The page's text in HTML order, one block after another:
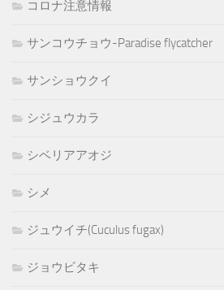
コロナ注意情報
サンコウチョウ-Paradise flycatcher
サンショウクイ
シジュウカラ
シベリアアオジ
シメ
ジュウイチ(Cuculus fugax)
ジョウビタキ